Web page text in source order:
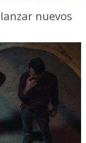
nuevos